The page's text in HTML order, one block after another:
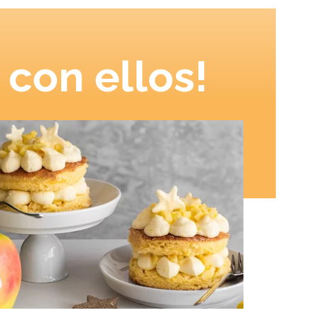
con ellos!